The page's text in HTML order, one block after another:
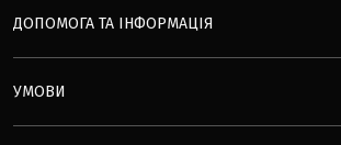
ДОПОМОГА ТА ІНФОРМАЦІЯ
УМОВИ